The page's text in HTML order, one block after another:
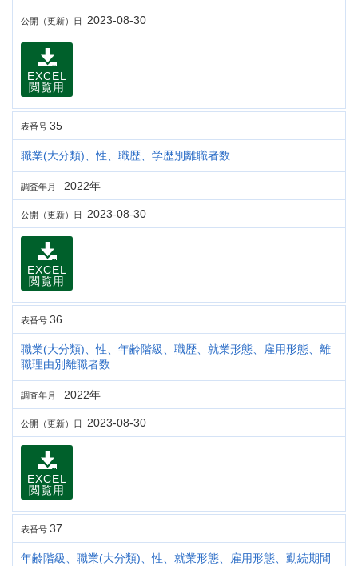
公開（更新）日 2023-08-30
EXCEL
閲覧用
表番号 35
職業(大分類)、性、職歴、学歴別離職者数
調査年月 2022年
公開（更新）日 2023-08-30
EXCEL
閲覧用
表番号 36
職業(大分類)、性、年齢階級、職歴、就業形態、雇用形態、離
職理由別離職者数
調査年月 2022年
公開（更新）日 2023-08-30
EXCEL
閲覧用
表番号 37
年齢階級、職業(大分類)、性、就業形態、雇用形態、勤続期間